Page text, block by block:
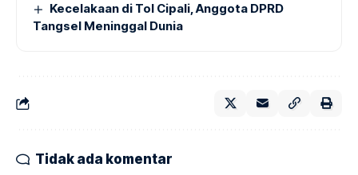
Kecelakaan di Tol Cipali, Anggota DPRD
Tangsel Meninggal Dunia
Tidak ada komentar